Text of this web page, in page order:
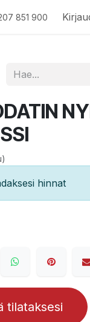
851 900
hinnat
tilataksesi